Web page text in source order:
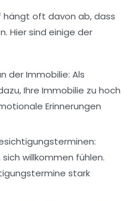
hängt oft davon ab, dass
Hier sind einige der
der Immobilie: Als
Ihre Immobilie zu hoch
Erinnerungen
willkommen fühlen.
stark